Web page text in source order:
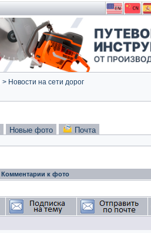
> Новости на сети дорог
Новые фото Почта
Комментарии к фото